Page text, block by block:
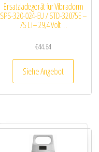
Ersatzladegerät für Vibradorm
SPS-320-024-EU / STD-32075E –
7S Li – 29,4 Volt …
€44.64
Siehe Angebot